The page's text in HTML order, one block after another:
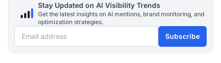
Stay Updated on AI Visibility Trends
Get the latest insights on AI mentions, brand monitoring, and
optimization strategies.
Email address Subscribe